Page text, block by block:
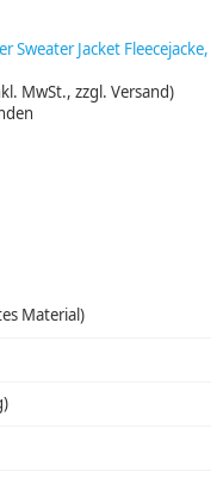
Sweater Jacket Fleecejacke,
MwSt., zzgl. Versand)
Material)